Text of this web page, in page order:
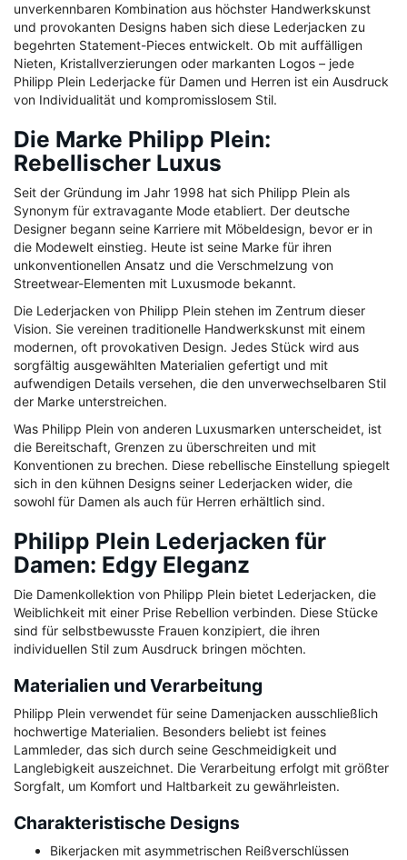
unverkennbaren Kombination aus höchster Handwerkskunst
und provokanten Designs haben sich diese Lederjacken zu
begehrten Statement-Pieces entwickelt. Ob mit auffälligen
Nieten, Kristallverzierungen oder markanten Logos – jede
Philipp Plein Lederjacke für Damen und Herren ist ein Ausdruck
von Individualität und kompromisslosem Stil.
Die Marke Philipp Plein:
Rebellischer Luxus
Seit der Gründung im Jahr 1998 hat sich Philipp Plein als
Synonym für extravagante Mode etabliert. Der deutsche
Designer begann seine Karriere mit Möbeldesign, bevor er in
die Modewelt einstieg. Heute ist seine Marke für ihren
unkonventionellen Ansatz und die Verschmelzung von
Streetwear-Elementen mit Luxusmode bekannt.
Die Lederjacken von Philipp Plein stehen im Zentrum dieser
Vision. Sie vereinen traditionelle Handwerkskunst mit einem
modernen, oft provokativen Design. Jedes Stück wird aus
sorgfältig ausgewählten Materialien gefertigt und mit
aufwendigen Details versehen, die den unverwechselbaren Stil
der Marke unterstreichen.
Was Philipp Plein von anderen Luxusmarken unterscheidet, ist
die Bereitschaft, Grenzen zu überschreiten und mit
Konventionen zu brechen. Diese rebellische Einstellung spiegelt
sich in den kühnen Designs seiner Lederjacken wider, die
sowohl für Damen als auch für Herren erhältlich sind.
Philipp Plein Lederjacken für
Damen: Edgy Eleganz
Die Damenkollektion von Philipp Plein bietet Lederjacken, die
Weiblichkeit mit einer Prise Rebellion verbinden. Diese Stücke
sind für selbstbewusste Frauen konzipiert, die ihren
individuellen Stil zum Ausdruck bringen möchten.
Materialien und Verarbeitung
Philipp Plein verwendet für seine Damenjacken ausschließlich
hochwertige Materialien. Besonders beliebt ist feines
Lammleder, das sich durch seine Geschmeidigkeit und
Langlebigkeit auszeichnet. Die Verarbeitung erfolgt mit größter
Sorgfalt, um Komfort und Haltbarkeit zu gewährleisten.
Charakteristische Designs
Bikerjacken mit asymmetrischen Reißverschlüssen